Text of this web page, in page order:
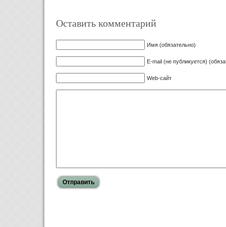
Оставить комментарий
Имя (обязательно)
E-mail (не публикуется)
Web-сайт